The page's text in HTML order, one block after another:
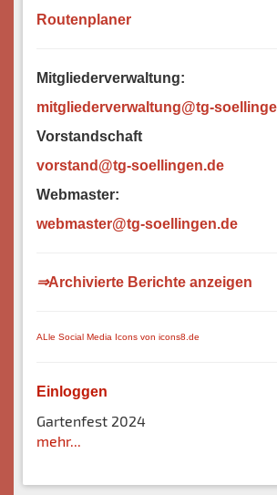
Routenplaner
Mitgliederverwaltung:
mitgliederverwaltung@tg-
Vorstandschaft
vorstand@tg-soellingen.de
Webmaster:
webmaster@tg-soellingen.de
⇒Archivierte Berichte anzeigen
ALle Social Media Icons von icons8.de
Einloggen
Gartenfest 2024
mehr...